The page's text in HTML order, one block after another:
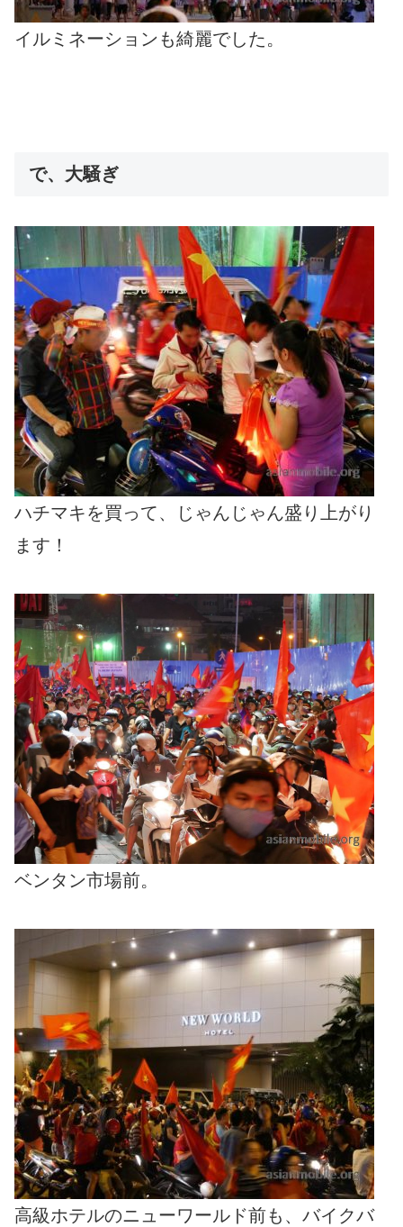
イルミネーションも綺麗でした。
で、大騒ぎ
ハチマキを買って、じゃんじゃん盛り上がり
ます！
ベンタン市場前。
高級ホテルのニューワールド前も、バイクバ